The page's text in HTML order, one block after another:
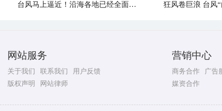
台风马上逼近！沿海各地已经全面进入备战状态
网站服务
关于我们 联系我们
用户反馈
版权声明
网站律师
营销中心
商务合作
广告
媒资合作